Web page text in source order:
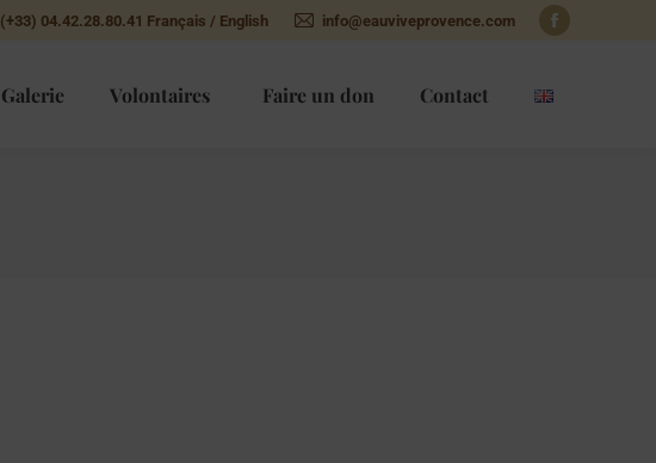
(+33) 04.42.28.80.41 Français / English info@eauviveprovence.com
Facebook
opens
Galerie Volontaires Faire un don Contact